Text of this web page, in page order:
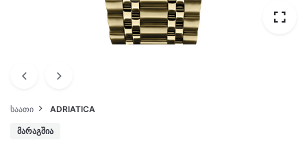
ᲡᲐᲐᲗᲘ ADRIATICA
ᲛᲐᲠᲐᲒᲨᲘᲐ